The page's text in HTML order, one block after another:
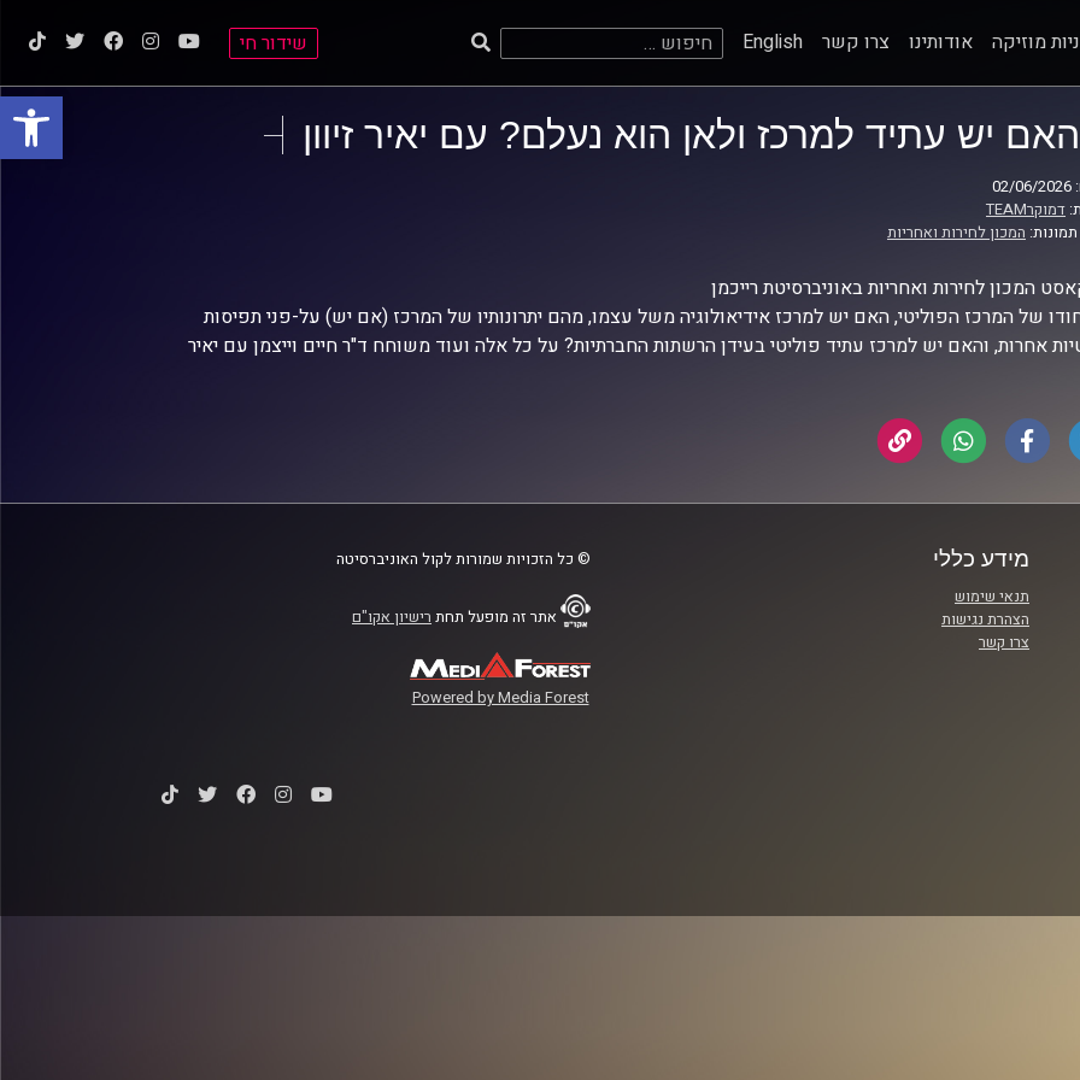
פתח
מוזיקה אודותינו צרו קשר English חיפוש: שידור חי
האם יש עתיד למרכז ולאן הוא נעלם? עם יאיר זיוון
דמוקרTEAM
המכון לחירות ואחריות
המכון לחירות ואחריות באוניברסיטת רייכמן
של המרכז הפוליטי, האם יש למרכז אידיאולוגיה משל עצמו, מהם יתרונותיו של המרכז (אם יש) על-פני תפיסות
אחרות, והאם יש למרכז עתיד פוליטי בעידן הרשתות החברתיות? על כל אלה ועוד משוחח ד"ר חיים וייצמן עם יאיר
מידע כללי
תנאי שימוש
הצהרת נגישות
צרו קשר
© כל הזכויות שמורות לקול האוניברסיטה
אתר זה מופעל תחת רישיון אקו"ם
Powered by Media Forest